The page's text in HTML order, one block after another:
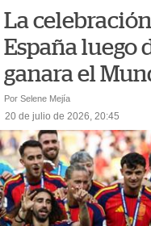
La
España luego
ganara el
Por Selene Mejía
20 de julio de 2026, 20:45